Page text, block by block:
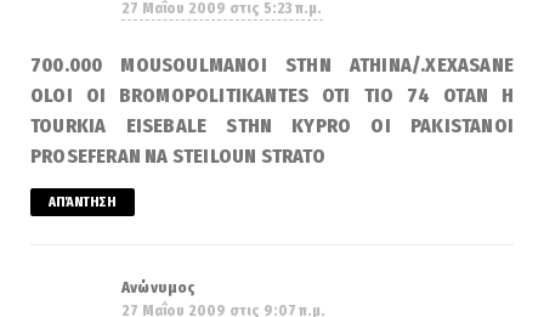
27 Μαΐου 2009 στις 5:23 π.μ.
700.000 MOUSOULMANOI STHN ATHINA/.XEXASANE
OLOI OI BROMOPOLITIKANTES OTI TIO 74 OTAN H
TOURKIA EISEBALE STHN KYPRO OI PAKISTANOI
PROSEFERAN NA STEILOUN STRATO
ΑΠΆΝΤΗΣΗ
Ανώνυμος
27 Μαΐου 2009 στις 9:07 π.μ.